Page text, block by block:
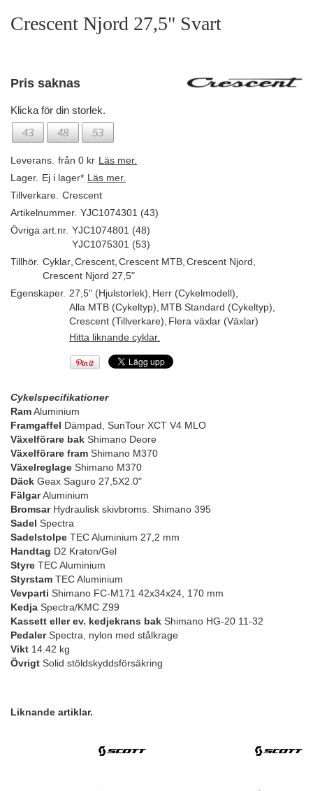
Crescent Njord 27,5" Svart
Pris saknas
Klicka för din storlek.
43
48 53
Leverans. från 0 kr Läs mer.
Lager. Ej i lager* Läs mer.
Tillverkare. Crescent
Artikelnummer. YJC1074301 (43)
Övriga art.nr. YJC1074801 (48)
YJC1075301 (53)
Tillhör. Cyklar Crescent Crescent MTB Crescent Njord
Crescent Njord 27,5"
Egenskaper. 27,5" (Hjulstorlek) Herr (Cykelmodell)
Alla MTB (Cykeltyp) MTB Standard (Cykeltyp)
Crescent (Tillverkare) Flera växlar (Växlar)
Hitta liknande cyklar.
Cykelspecifikationer
RamAluminium
Framgaffel Dämpad, SunTour XCT V4 MLO
Växelförare bak Shimano Deore
Växelförare fram Shimano M370
Växelreglage Shimano M370
Däck Geax Saguro 27,5X2.0"
FälgarAluminium
BromsarHydraulisk skivbroms. Shimano 395
Sadel Spectra
Sadelstolpe TEC Aluminium 27,2 mm
Handtag D2 Kraton/Gel
Styre TEC Aluminium
Styrstam TEC Aluminium
Vevparti Shimano FC-M171 42x34x24, 170 mm
Kedja Spectra/KMC Z99
Kassett eller ev. kedjekrans bak Shimano HG-20 11-32
PedalerSpectra, nylon med stålkrage
Vikt 14.42 kg
Övrigt Solid stöldskyddsförsäkring
Liknande artiklar.